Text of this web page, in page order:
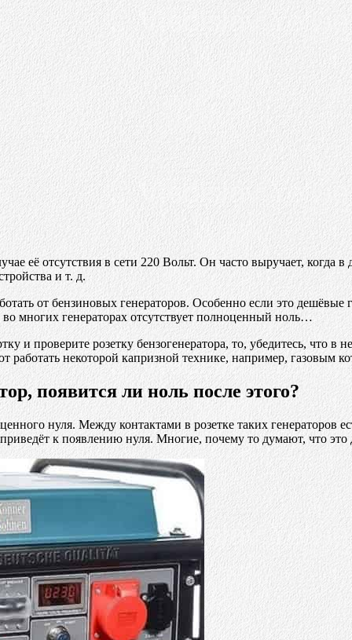
её отсутствия в сети 220 Вольт. Он часто выручает, когда
и т. д.
от бензиновых генераторов. Особенно если это дешёвые
многих генераторах отсутствует полноценный ноль…
и проверите розетку бензогенератора, то, убедитесь, что в
некоторой капризной технике, например, газовым
появится ли ноль после этого?
нуля. Между контактами в розетке таких генераторов
к появлению нуля. Многие, почему то думают, что